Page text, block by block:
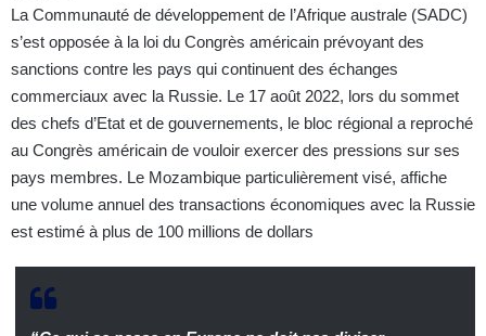
La Communauté de développement de l’Afrique australe (SADC)
s’est opposée à la loi du Congrès américain prévoyant des
sanctions contre les pays qui continuent des échanges
commerciaux avec la Russie. Le 17 août 2022, lors du sommet
des chefs d’Etat et de gouvernements, le bloc régional a reproché
au Congrès américain de vouloir exercer des pressions sur ses
pays membres. Le Mozambique particulièrement visé, affiche
une volume annuel des transactions économiques avec la Russie
est estimé à plus de 100 millions de dollars